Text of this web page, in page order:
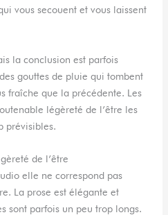
vous secouent et vous laissent
la conclusion est parfois
gouttes de pluie qui tombent
fraîche que la précédente. Les
légèreté de l’être les
prévisibles.
de l’être
elle ne correspond pas
La prose est élégante et
sont parfois un peu trop longs.